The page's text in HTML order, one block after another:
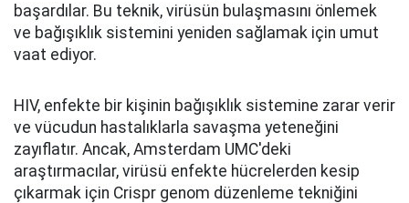
başardılar. Bu teknik, virüsün bulaşmasını önlemek
ve bağışıklık sistemini yeniden sağlamak için umut
vaat ediyor.
HIV, enfekte bir kişinin bağışıklık sistemine zarar verir
ve vücudun hastalıklarla savaşma yeteneğini
zayıflatır. Ancak, Amsterdam UMC'deki
araştırmacılar, virüsü enfekte hücrelerden kesip
çıkarmak için Crispr genom düzenleme tekniğini